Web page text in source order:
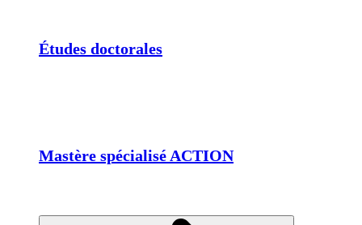
Études doctorales
Mastère spécialisé ACTION